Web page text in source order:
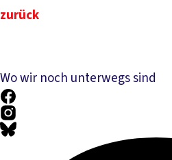
zurück
Wo wir noch unterwegs sind